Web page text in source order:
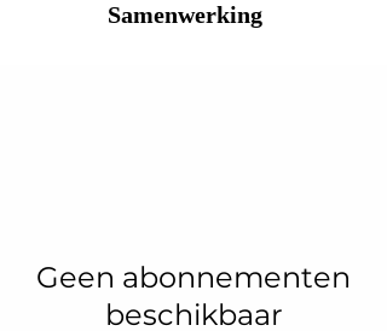
Samenwerking
Geen abonnementen
beschikbaar